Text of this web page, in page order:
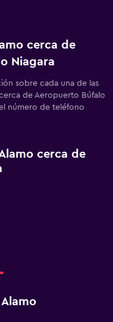
cerca de
Niagara
sobre cada una de las
de Aeropuerto Búfalo
número de teléfono
cerca de